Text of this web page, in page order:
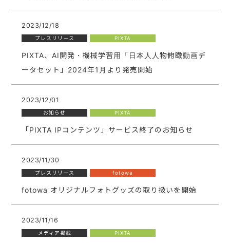
2023/12/18
プレスリリース PIXTA
PIXTA、AI開発・機械学習用「日本人人物俯瞰動画デ
ータセット」2024年1月より発売開始
2023/12/01
お知らせ PIXTA
「PIXTA IPコンテンツ」サービス終了のお知らせ
2023/11/30
プレスリリース fotowa
fotowa オリジナルフォトグッズの取り扱いを開始
2023/11/16
メディア掲載 PIXTA